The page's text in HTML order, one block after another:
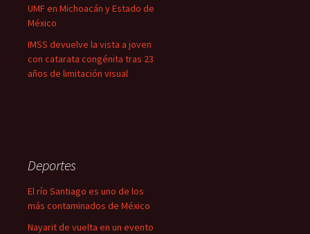
UMF en Michoacán y Estado de
México
IMSS devuelve la vista a joven
con catarata congénita tras 23
años de limitación visual
Deportes
El río Santiago es uno de los
más contaminados de México
Nayarit de vuelta en un evento